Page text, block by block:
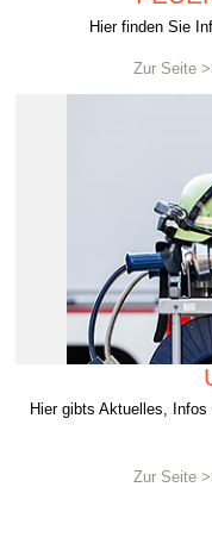
Hier finden Sie
Zur Seite
Hier gibts Aktuelles,
Zur Seite